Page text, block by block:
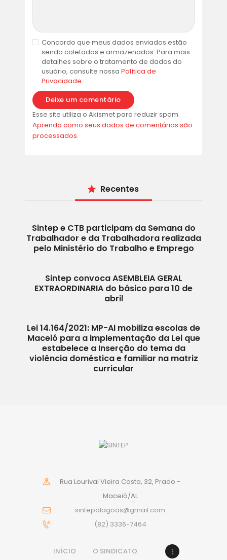
Concordo que meus dados enviados estão
sendo coletados e armazenados. Para mais
detalhes sobre o tratamento de dados do
usuário, consulte nossaPolítica de
Privacidade
Esse site utiliza o Akismet para reduzir spam.
Aprenda como seus dados de comentários são
processados.
Recentes
Sintep e CTB participam da Semana do
Trabalhador e da Trabalhadora realizada
pelo Ministério do Trabalho e Emprego
Sintep convoca ASEMBLEIA GERAL
EXTRAORDINARIA do básico para 10 de
abril
Lei 14.164/2021: MP-Al mobiliza escolas de
Maceió para a implementação da Lei que
estabelece a Inserção do tema da
violência doméstica e familiar na matriz
curricular
Rua Lourival Vieira Costa, 32, Prado -
Maceió/AL
sintepalagoas@gmail.com
(82) 3336-7464
INÍCIO O SINDICATO